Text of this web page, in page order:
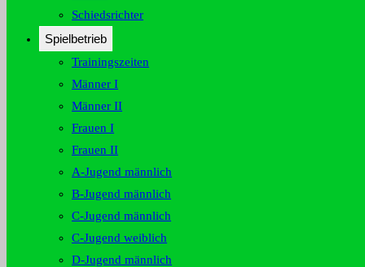
Schiedsrichter
Spielbetrieb
Trainingszeiten
Männer I
Männer II
Frauen I
Frauen II
A-Jugend männlich
B-Jugend männlich
C-Jugend männlich
C-Jugend weiblich
D-Jugend männlich